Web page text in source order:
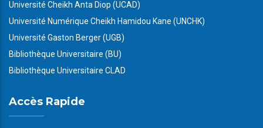
Université Cheikh Anta Diop (UCAD)
Université Numérique Cheikh Hamidou Kane (UNCHK)
Université Gaston Berger (UGB)
Bibliothèque Universitaire (BU)
Bibliothèque Universitaire CLAD
Accès Rapide